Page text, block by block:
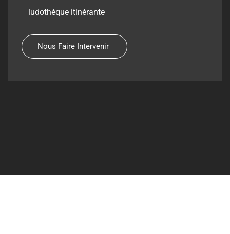
ludothèque itinérante
Nous Faire Intervenir